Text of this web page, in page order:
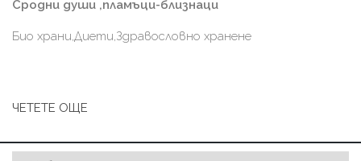
Сродни души ,пламъци-близнаци
Био храни,Диети,Здравословно хранене
ЧЕТЕТЕ ОЩЕ